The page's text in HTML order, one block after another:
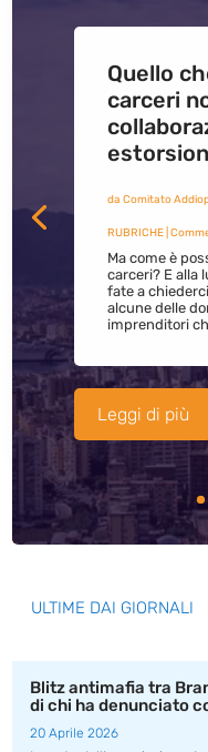
Quello
carceri
da Comitato
RUBRICHE|
Ma come è
carceri? E alla
fate a
alcune delle
imprenditori
Leggi di più
ULTIME DAI GIORNALI
Blitz antimafia tra
di chi ha denunciato
20 Aprile 2026